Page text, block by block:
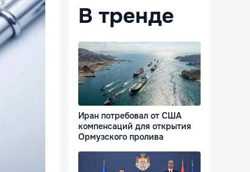
В тренде
Иран потребовал от США
компенсаций для открытия
Ормузского пролива